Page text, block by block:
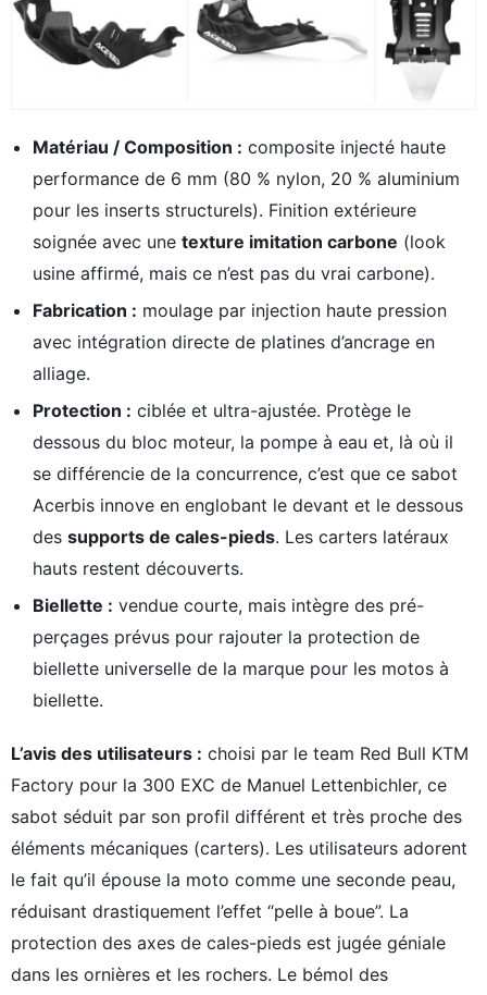
Matériau / Composition : composite injecté haute
performance de 6 mm (80 % nylon, 20 % aluminium
pour les inserts structurels). Finition extérieure
soignée avec une texture imitation carbone (look
usine affirmé, mais ce n’est pas du vrai carbone).
Fabrication : moulage par injection haute pression
avec intégration directe de platines d’ancrage en
alliage.
Protection : ciblée et ultra-ajustée. Protège le
dessous du bloc moteur, la pompe à eau et, là où il
se différencie de la concurrence, c’est que ce sabot
Acerbis innove en englobant le devant et le dessous
des supports de cales-pieds. Les carters latéraux
hauts restent découverts.
Biellette : vendue courte, mais intègre des pré-
perçages prévus pour rajouter la protection de
biellette universelle de la marque pour les motos à
biellette.
L’avis des utilisateurs : choisi par le team Red Bull KTM
Factory pour la 300 EXC de Manuel Lettenbichler, ce
sabot séduit par son profil différent et très proche des
éléments mécaniques (carters). Les utilisateurs adorent
le fait qu’il épouse la moto comme une seconde peau,
réduisant drastiquement l’effet “pelle à boue”. La
protection des axes de cales-pieds est jugée géniale
dans les ornières et les rochers. Le bémol des